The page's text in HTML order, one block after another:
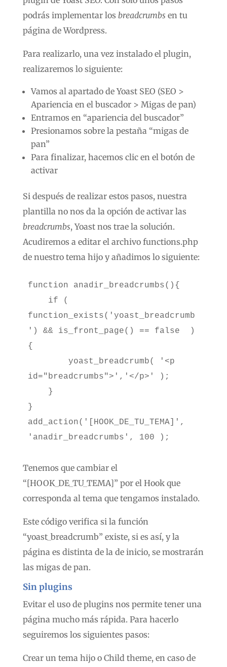
podrás implementar los breadcrumbs en tu
página de Wordpress.
Para realizarlo, una vez instalado el plugin,
realizaremos lo siguiente:
Vamos al apartado de Yoast SEO (SEO >
Apariencia en el buscador > Migas de pan)
Entramos en “apariencia del buscador”
Presionamos sobre la pestaña “migas de
pan”
Para finalizar, hacemos clic en el botón de
activar
Si después de realizar estos pasos, nuestra
plantilla no nos da la opción de activar las
breadcrumbs, Yoast nos trae la solución.
Acudiremos a editar el archivo functions.php
de nuestro tema hijo y añadimos lo siguiente:
function anadir_breadcrumbs(){
function_exists('yoast_breadcrumb
') && is_front_page() == false  )
{
id="breadcrumbs">','</p>' );
}
add_action('[HOOK_DE_TU_TEMA]',
Tenemos que cambiar el
“[HOOK_DE_TU_TEMA]” por el Hook que
corresponda al tema que tengamos instalado.
Este código verifica si la función
“yoast_breadcrumb” existe, si es así, y la
página es distinta de la de inicio, se mostrarán
las migas de pan.
Sin plugins
Evitar el uso de plugins nos permite tener una
página mucho más rápida. Para hacerlo
seguiremos los siguientes pasos:
Crear un tema hijo o Child theme, en caso de